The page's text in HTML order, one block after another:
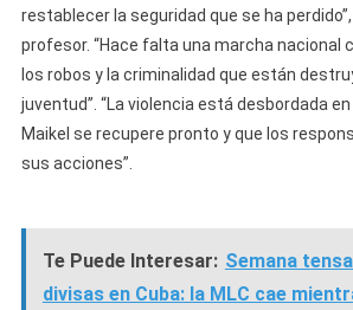
restablecer la seguridad que se ha
profesor. “Hace falta una marcha nacional
los robos y la criminalidad que están
juventud”. “La violencia está desbordada
Maikel se recupere pronto y que los
sus acciones”.
Te Puede Interesar: Semana
divisas en Cuba: la MLC cae